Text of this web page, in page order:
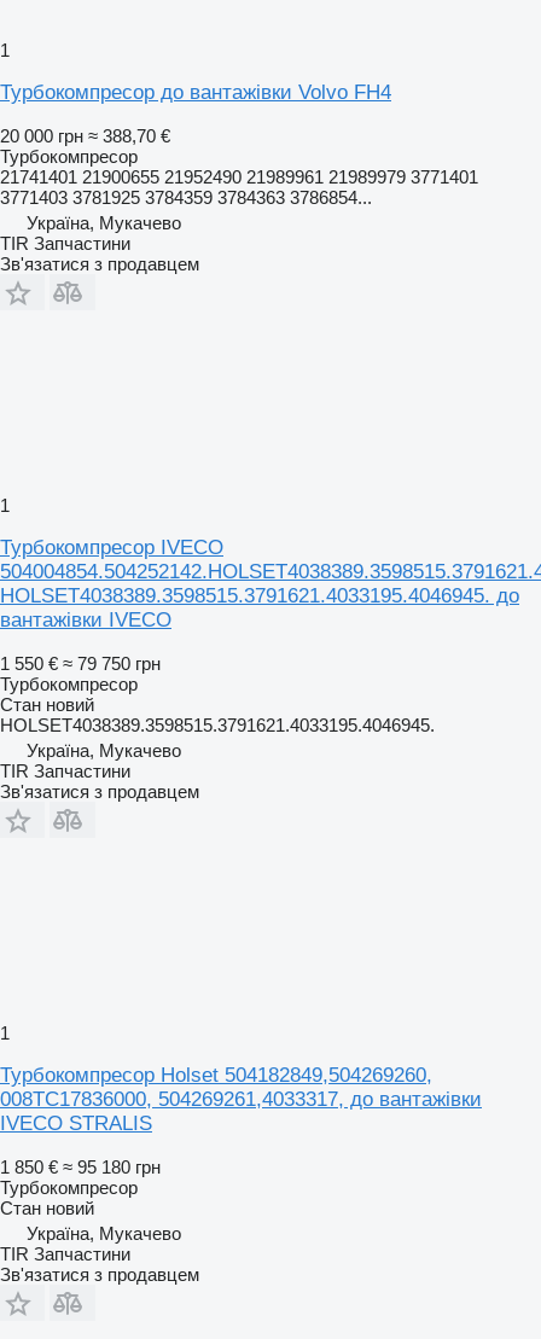
1
Турбокомпресор до вантажівки Volvo FH4
20 000 грн ≈ 388,70 €
Турбокомпресор
21741401 21900655 21952490 21989961 21989979 3771401
3771403 3781925 3784359 3784363 3786854...
Україна, Мукачево
TIR Запчастини
Зв'язатися з продавцем
1
Турбокомпресор IVECO
HOLSET4038389.3598515.3791621.4033195.4046945. до
вантажівки IVECO
1 550 € ≈ 79 750 грн
Турбокомпресор
Стан новий
HOLSET4038389.3598515.3791621.4033195.4046945.
Україна, Мукачево
TIR Запчастини
Зв'язатися з продавцем
1
Турбокомпресор Holset 504182849,504269260,
008TC17836000, 504269261,4033317, до вантажівки
IVECO STRALIS
1 850 € ≈ 95 180 грн
Турбокомпресор
Стан новий
Україна, Мукачево
TIR Запчастини
Зв'язатися з продавцем